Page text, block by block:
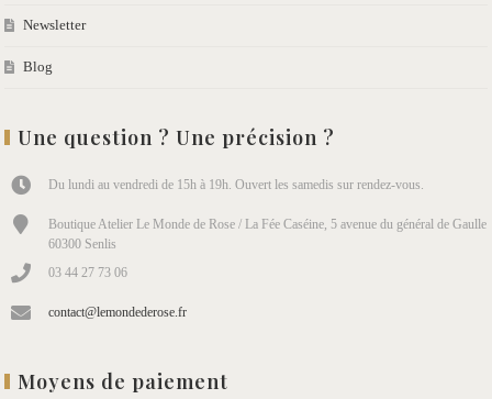
Newsletter
Blog
Une question ? Une précision ?
Du lundi au vendredi de 15h à 19h. Ouvert les samedis sur rendez-vous.
Boutique Atelier Le Monde de Rose / La Fée Caséine, 5 avenue du général de Gaulle
60300 Senlis
03 44 27 73 06
contact@lemondederose.fr
Moyens de paiement